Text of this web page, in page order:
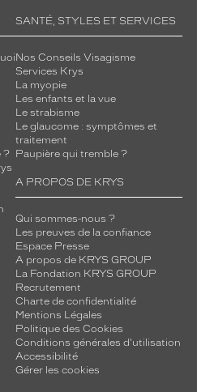
?
SANTÉ, STYLES ET SERVICES
Nos Conseils Visagisme
Services Krys
La myopie
Les enfants et la vue
Le strabisme
Le glaucome : symptômes et
traitement
Paupière qui tremble ?
A PROPOS DE KRYS
Qui sommes-nous ?
Les preuves de la confiance
Espace Presse
A propos de KRYS GROUP
La Fondation KRYS GROUP
Recrutement
Charte de confidentialité
Mentions Légales
Politique des Cookies
Conditions générales d'utilisation
Accessibilité
Gérer les cookies